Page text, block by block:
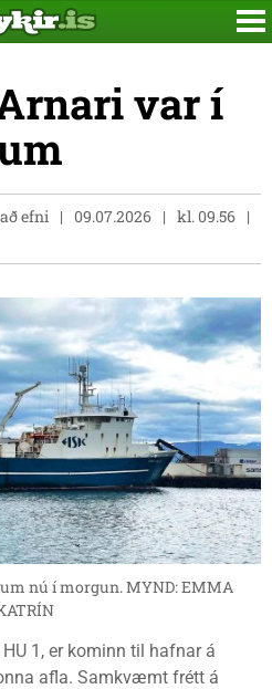
var í
efni 09.07.2026
kl. 09.56
nú í morgun. MYND: EMMA
1, er kominn til hafnar á
afla. Samkvæmt frétt á